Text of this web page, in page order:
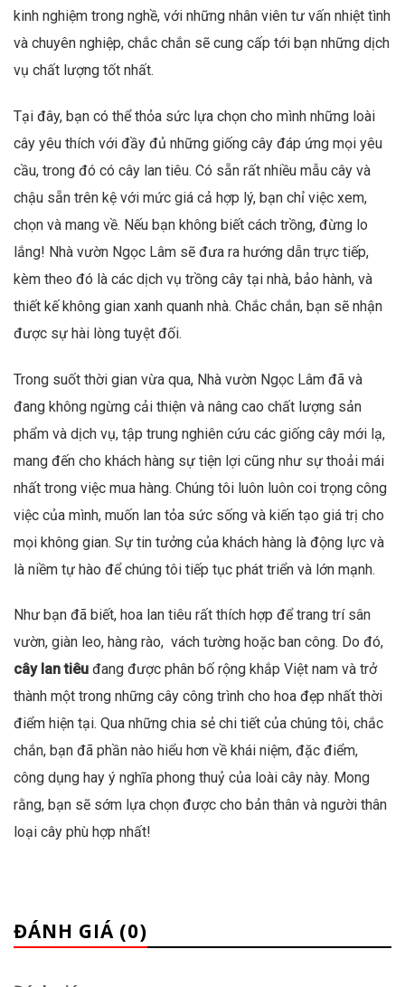
kinh nghiệm trong nghề, với những nhân viên tư vấn nhiệt tình
và chuyên nghiệp, chắc chắn sẽ cung cấp tới bạn những dịch
vụ chất lượng tốt nhất.
Tại đây, bạn có thể thỏa sức lựa chọn cho mình những loài
cây yêu thích với đầy đủ những giống cây đáp ứng mọi yêu
cầu, trong đó có cây lan tiêu. Có sẵn rất nhiều mẫu cây và
chậu sẵn trên kệ với mức giá cả hợp lý, bạn chỉ việc xem,
chọn và mang về. Nếu bạn không biết cách trồng, đừng lo
lắng! Nhà vườn Ngọc Lâm sẽ đưa ra hướng dẫn trực tiếp,
kèm theo đó là các dịch vụ trồng cây tại nhà, bảo hành, và
thiết kế không gian xanh quanh nhà. Chắc chắn, bạn sẽ nhận
được sự hài lòng tuyệt đối.
Trong suốt thời gian vừa qua, Nhà vườn Ngọc Lâm đã và
đang không ngừng cải thiện và nâng cao chất lượng sản
phẩm và dịch vụ, tập trung nghiên cứu các giống cây mới lạ,
mang đến cho khách hàng sự tiện lợi cũng như sự thoải mái
nhất trong việc mua hàng. Chúng tôi luôn luôn coi trọng công
việc của mình, muốn lan tỏa sức sống và kiến tạo giá trị cho
mọi không gian. Sự tin tưởng của khách hàng là động lực và
là niềm tự hào để chúng tôi tiếp tục phát triển và lớn mạnh.
Như bạn đã biết, hoa lan tiêu rất thích hợp để trang trí sân
vườn, giàn leo, hàng rào, vách tường hoặc ban công. Do đó,
cây lan tiêu đang được phân bố rộng khắp Việt nam và trở
thành một trong những cây công trình cho hoa đẹp nhất thời
điểm hiện tại. Qua những chia sẻ chi tiết của chúng tôi, chắc
chắn, bạn đã phần nào hiểu hơn về khái niệm, đặc điểm,
công dụng hay ý nghĩa phong thuỷ của loài cây này. Mong
rằng, bạn sẽ sớm lựa chọn được cho bản thân và người thân
loại cây phù hợp nhất!
ĐÁNH GIÁ (0)